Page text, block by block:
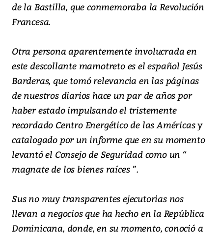
de la Bastilla, que conmemoraba la Revolución
Francesa.
Otra persona aparentemente involucrada en
este descollante mamotreto es el español Jesús
Barderas, que tomó relevancia en las páginas
de nuestros diarios hace un par de años por
haber estado impulsando el tristemente
recordado Centro Energético de las Américas y
catalogado por un informe que en su momento
levantó el Consejo de Seguridad como un “
magnate de los bienes raíces ”.
Sus no muy transparentes ejecutorias nos
llevan a negocios que ha hecho en la República
Dominicana, donde, en su momento, conoció a